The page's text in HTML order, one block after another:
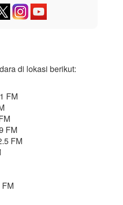
di lokasi berikut:
FM
FM
FM